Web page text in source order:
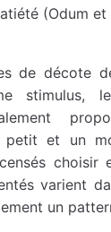
(Odum
de décote
stimulus,
petit et un
choisir
varient
un